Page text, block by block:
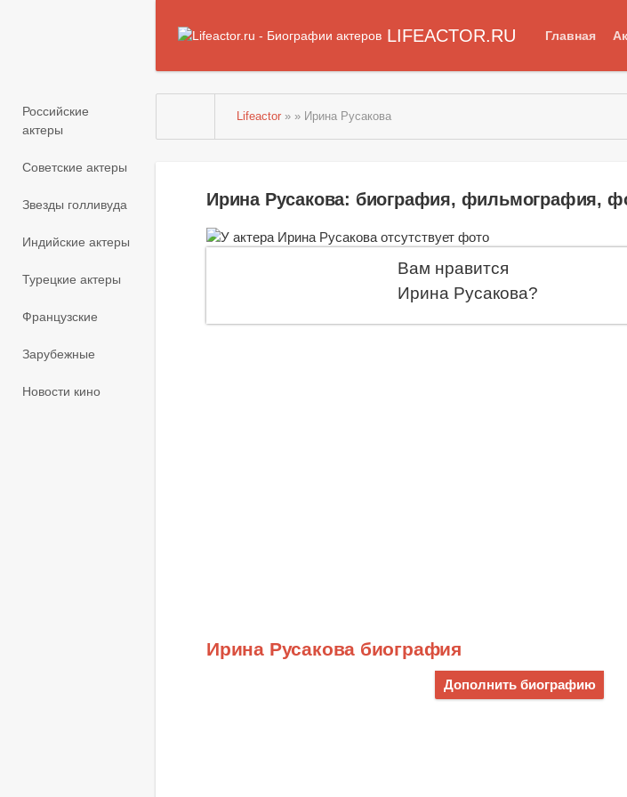
LIFEACTOR.RU Главная
Российские
актеры
Советские актеры
Звезды голливуда
Индийские актеры
Турецкие актеры
Французские
Зарубежные
Новости кино
Lifeactor » » Ирина Русакова
Ирина Русакова: биография, фильмография,
Вам нравится
Ирина Русакова?
Ирина Русакова биография
Дополнить биографию